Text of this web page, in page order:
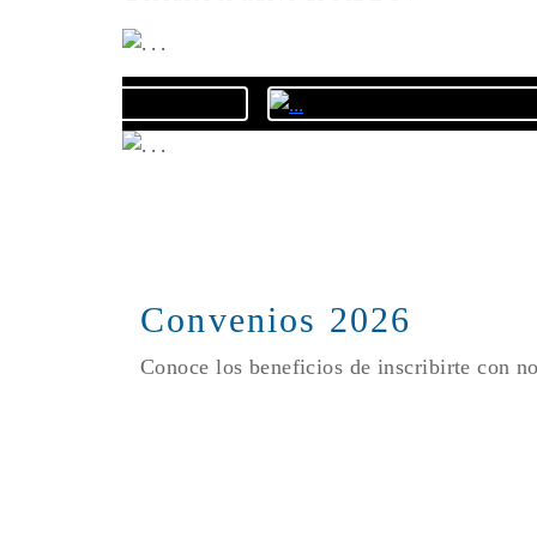
Convenios 2026
Conoce los beneficios de inscribirte con